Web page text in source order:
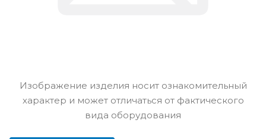
Изображение изделия носит ознакомительный
характер и может отличаться от фактического
вида оборудования